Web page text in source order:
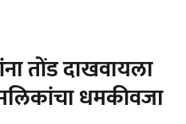
तोंड दाखवायला
धमकीवजा